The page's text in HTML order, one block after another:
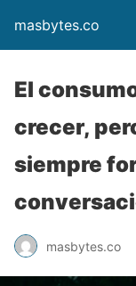
masbytes.co
El
crecer,
siempre
masbytes.co